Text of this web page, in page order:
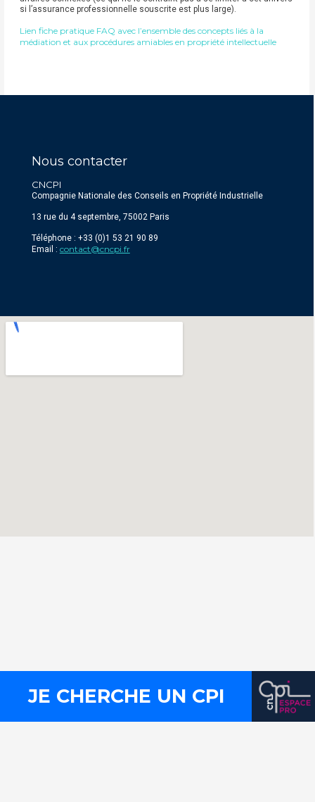
si l’assurance professionnelle souscrite est plus large).
Lien fiche pratique FAQ avec l’ensemble des concepts liés à la
médiation et aux procédures amiables en propriété intellectuelle
Nous contacter
CNCPI
Compagnie Nationale des Conseils en Propriété Industrielle
13 rue du 4 septembre, 75002 Paris
Téléphone : +33 (0)1 53 21 90 89
Email : contact@cncpi.fr
JE CHERCHE UN CPI